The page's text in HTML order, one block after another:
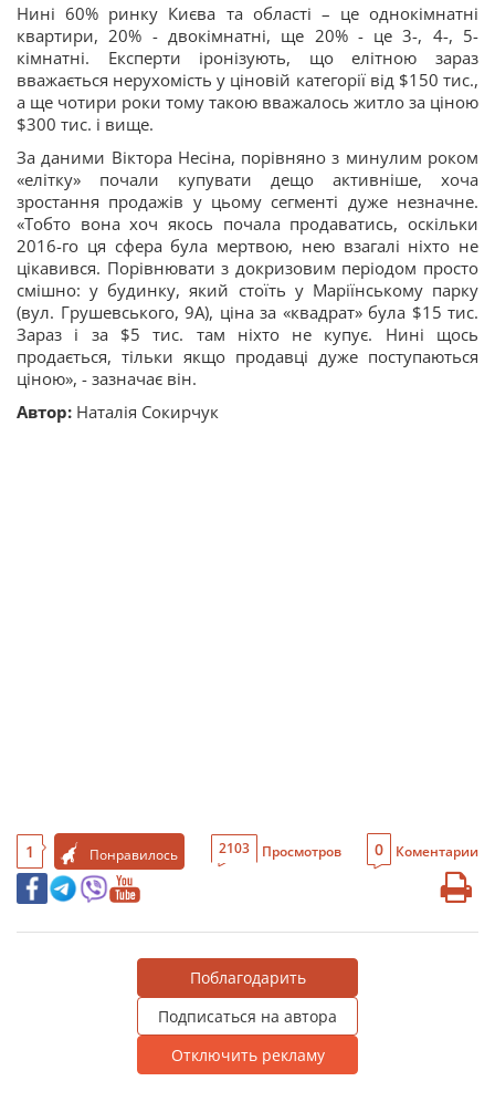
Нині 60% ринку Києва та області – це однокімнатні
квартири, 20% - двокімнатні, ще 20% - це 3-, 4-, 5-
кімнатні. Експерти іронізують, що елітною зараз
вважається нерухомість у ціновій категорії від $150 тис.,
а ще чотири роки тому такою вважалось житло за ціною
$300 тис. і вище.
За даними Віктора Несіна, порівняно з минулим роком
«елітку» почали купувати дещо активніше, хоча
зростання продажів у цьому сегменті дуже незначне.
«Тобто вона хоч якось почала продаватись, оскільки
2016-го ця сфера була мертвою, нею взагалі ніхто не
цікавився. Порівнювати з докризовим періодом просто
смішно: у будинку, який стоїть у Маріїнському парку
(вул. Грушевського, 9А), ціна за «квадрат» була $15 тис.
Зараз і за $5 тис. там ніхто не купує. Нині щось
продається, тільки якщо продавці дуже поступаються
ціною», - зазначає він.
Автор: Наталія Сокирчук
1 Понравилось 2103 Просмотров 0 Коментарии
Поблагодарить
Подписаться на автора
Отключить рекламу